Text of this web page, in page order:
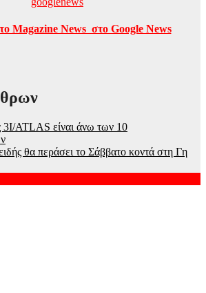
Magazine News στο Google News
3I/ATLAS είναι άνω των 10
θα περάσει το Σάββατο κοντά στη Γη